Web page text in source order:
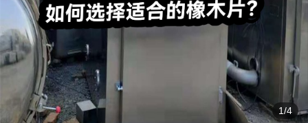
1/4